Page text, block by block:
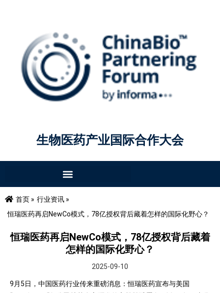
生物医药产业国际合作大会
首页 » 行业资讯 »
恒瑞医药再启NewCo模式，78亿授权背后藏着怎样的国际化野心？
恒瑞医药再启NewCo模式，78亿授权背后藏着
怎样的国际化野心？
2025-09-10
9月5日，中国医药行业传来重磅消息：恒瑞医药宣布与美国